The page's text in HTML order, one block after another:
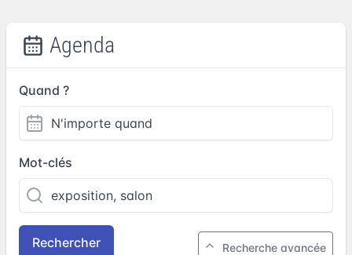
Agenda
Quand ?
Mot-clés
Rechercher Recherche avancée